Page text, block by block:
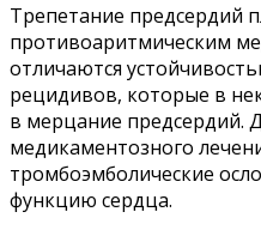
Трепетание предсердий
противоаритмическим
отличаются
рецидивов, которые в
в мерцание предсердий.
медикаментозного
тромбоэмболические
функцию сердца.